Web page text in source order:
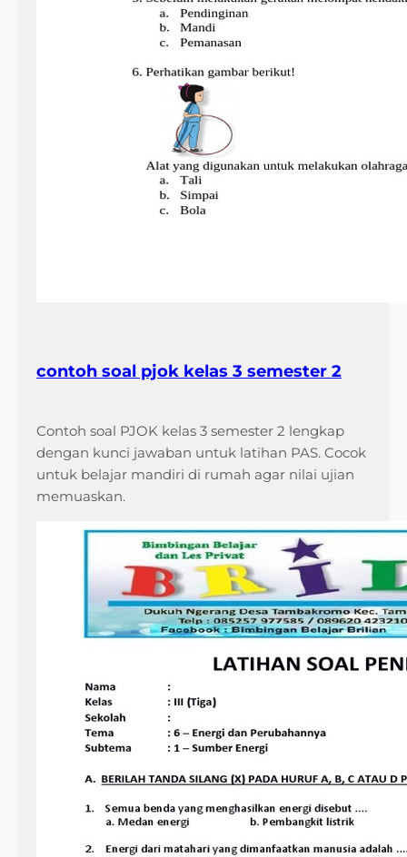
contoh soal pjok kelas 3 semester 2
Contoh soal PJOK kelas 3 semester 2 lengkap
dengan kunci jawaban untuk latihan PAS. Cocok
untuk belajar mandiri di rumah agar nilai ujian
memuaskan.